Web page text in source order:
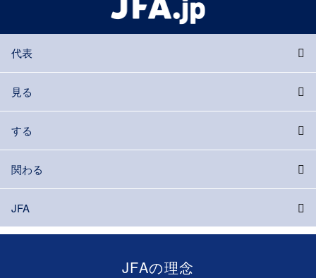
代表
見る
する
関わる
JFA
JFAの理念